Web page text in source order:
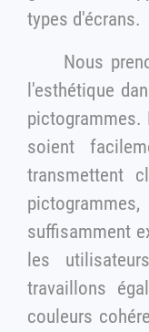
types d'écrans.
Nous prenons en
l'esthétique
pictogrammes.
soient facilement identifiables et
transmettent
suffisamment explicites pour
les
travaillons
couleurs cohérentes pour